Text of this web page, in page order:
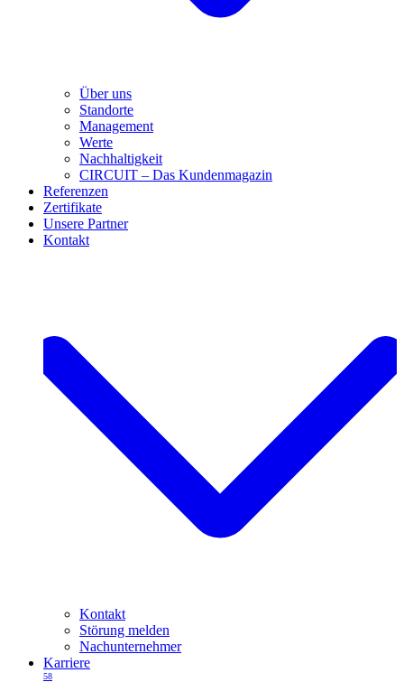
Über uns
Standorte
Management
Werte
Nachhaltigkeit
CIRCUIT – Das Kundenmagazin
Referenzen
Zertifikate
Unsere Partner
Kontakt
Kontakt
Störung melden
Nachunternehmer
Karriere
58